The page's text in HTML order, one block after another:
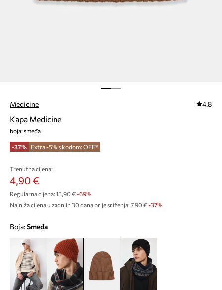
Medicine 4.8
Kapa Medicine
boja: smeđa
-37% Extra -5% s kodom: OFF*
Trenutna cijena:
4,90 €
Regularna cijena: 15,90 €-69%
Najniža cijena u zadnjih 30 dana prije sniženja: 7,90 € -37%
Boja: smeđa